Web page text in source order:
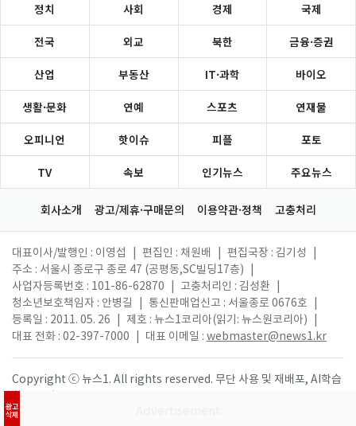
광고
삭제
정치 사회 경제 국제
전국 외교 북한 금융·증권
산업 부동산 IT·과학 바이오
생활·문화 연예 스포츠 연재물
오피니언 핫이슈 피플 포토
TV 속보 인기뉴스 주요뉴스
회사소개 광고/제휴·구매문의 이용약관·정책 고충처리
대표이사/발행인 : 이영섭 편집인 : 채원배 편집국장 : 김기성
주소 : 서울시 종로구 종로 47 (공평동,SC빌딩17층)
사업자등록번호 : 101-86-62870
고충처리인 : 김성환
청소년보호책임자 : 안병길
통신판매업신고 : 서울종로 0676호
등록일 : 2011. 05. 26
제호 : 뉴스1코리아(읽기: 뉴스원코리아)
대표 전화 : 02-397-7000
대표 이메일 : webmaster@news1.kr
Copyright ⓒ 뉴스1. All rights reserved. 무단 사용 및 재배포, AI학습